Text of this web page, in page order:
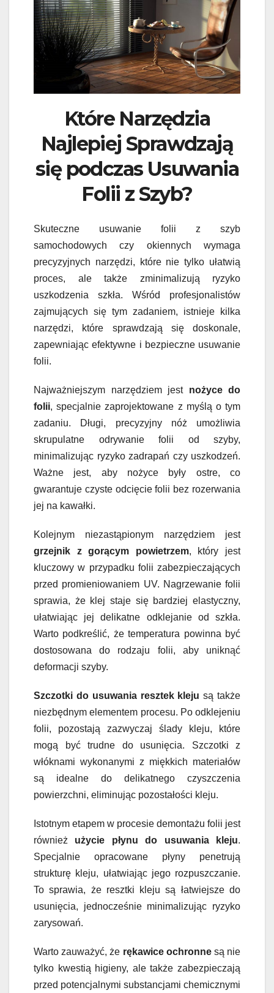
Które Narzędzia
Najlepiej Sprawdzają
się podczas Usuwania
Folii z Szyb?
Skuteczne usuwanie folii z szyb
samochodowych czy okiennych wymaga
precyzyjnych narzędzi, które nie tylko ułatwią
proces, ale także zminimalizują ryzyko
uszkodzenia szkła. Wśród profesjonalistów
zajmujących się tym zadaniem, istnieje kilka
narzędzi, które sprawdzają się doskonale,
zapewniając efektywne i bezpieczne usuwanie
folii.
Najważniejszym narzędziem jest nożyce do
folii, specjalnie zaprojektowane z myślą o tym
zadaniu. Długi, precyzyjny nóż umożliwia
skrupulatne odrywanie folii od szyby,
minimalizując ryzyko zadrapań czy uszkodzeń.
Ważne jest, aby nożyce były ostre, co
gwarantuje czyste odcięcie folii bez rozerwania
jej na kawałki.
Kolejnym niezastąpionym narzędziem jest
grzejnik z gorącym powietrzem, który jest
kluczowy w przypadku folii zabezpieczających
przed promieniowaniem UV. Nagrzewanie folii
sprawia, że klej staje się bardziej elastyczny,
ułatwiając jej delikatne odklejanie od szkła.
Warto podkreślić, że temperatura powinna być
dostosowana do rodzaju folii, aby uniknąć
deformacji szyby.
Szczotki do usuwania resztek kleju są także
niezbędnym elementem procesu. Po odklejeniu
folii, pozostają zazwyczaj ślady kleju, które
mogą być trudne do usunięcia. Szczotki z
włóknami wykonanymi z miękkich materiałów
są idealne do delikatnego czyszczenia
powierzchni, eliminując pozostałości kleju.
Istotnym etapem w procesie demontażu folii jest
również użycie płynu do usuwania kleju.
Specjalnie opracowane płyny penetrują
strukturę kleju, ułatwiając jego rozpuszczanie.
To sprawia, że resztki kleju są łatwiejsze do
usunięcia, jednocześnie minimalizując ryzyko
zarysowań.
Warto zauważyć, że rękawice ochronnesą nie
tylko kwestią higieny, ale także zabezpieczają
przed potencjalnymi substancjami chemicznymi